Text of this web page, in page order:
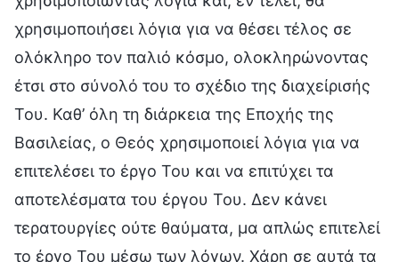
χρησιμοποιήσει λόγια για να θέσει τέλος σε
ολόκληρο τον παλιό κόσμο, ολοκληρώνοντας
έτσι στο σύνολό του το σχέδιο της διαχείρισής
Του. Καθ’ όλη τη διάρκεια της Εποχής της
Βασιλείας, ο Θεός χρησιμοποιεί λόγια για να
επιτελέσει το έργο Του και να επιτύχει τα
αποτελέσματα του έργου Του. Δεν κάνει
τερατουργίες ούτε θαύματα, μα απλώς επιτελεί
το έργο Του μέσω των λόγων. Χάρη σε αυτά τα